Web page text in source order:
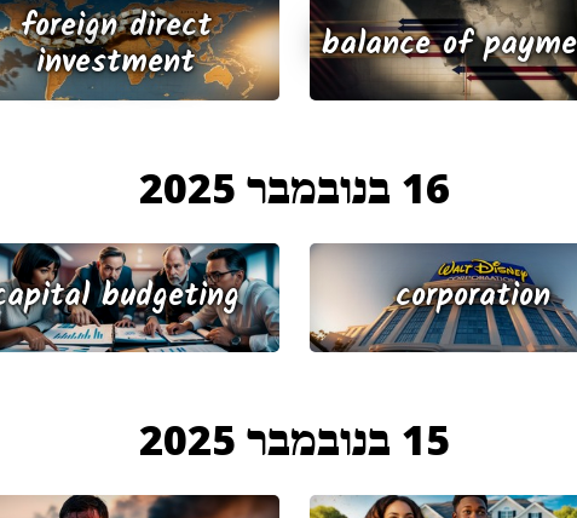
foreign direct
investment balance of
16 בנובמבר 2025
budgeting corporation
15 בנובמבר 2025